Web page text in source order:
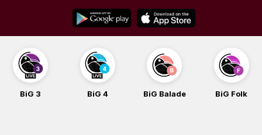
content
BiG 3 BiG 4 BiG Balade BiG Folk